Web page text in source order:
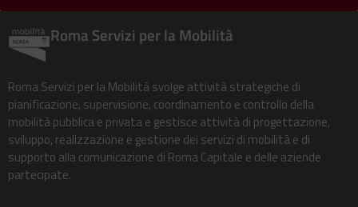
Roma Servizi per la Mobilità
Roma Servizi per la Mobilità svolge attività strategiche di
pianificazione, supervisione, coordinamento e controllo della
mobilità pubblica e privata e gestisce attività di progettazione,
sviluppo, realizzazione e gestione dei servizi di mobilità e di
supporto alla comunicazione di Roma Capitale e delle aziende
partecipate.